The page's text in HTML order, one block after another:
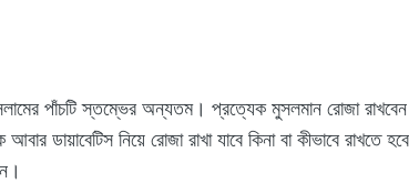
পাঁচটি স্তম্ভের অন্যতম। প্রত্যেক মুসলমান রোজা
আবার ডায়াবেটিস নিয়ে রোজা রাখা যাবে কিনা বা কীভাবে